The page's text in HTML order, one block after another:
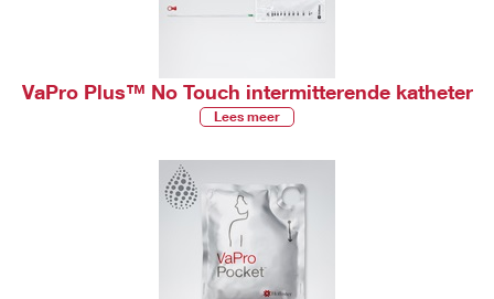
VaPro Plus™ No Touch intermitterende katheter
Lees meer